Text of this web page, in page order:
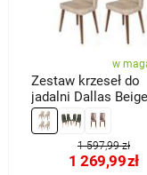
w
Zestaw krzeseł do
jadalni Dallas
Brown, 4 szt.
1 597,99 zł
1 269,99zł